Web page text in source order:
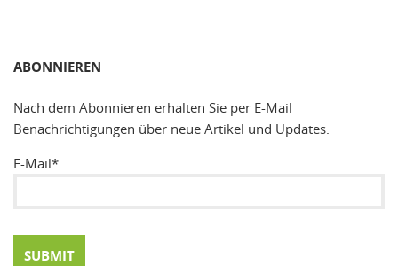
ABONNIEREN
Nach dem Abonnieren erhalten Sie per E-Mail
Benachrichtigungen über neue Artikel und Updates.
E-Mail*